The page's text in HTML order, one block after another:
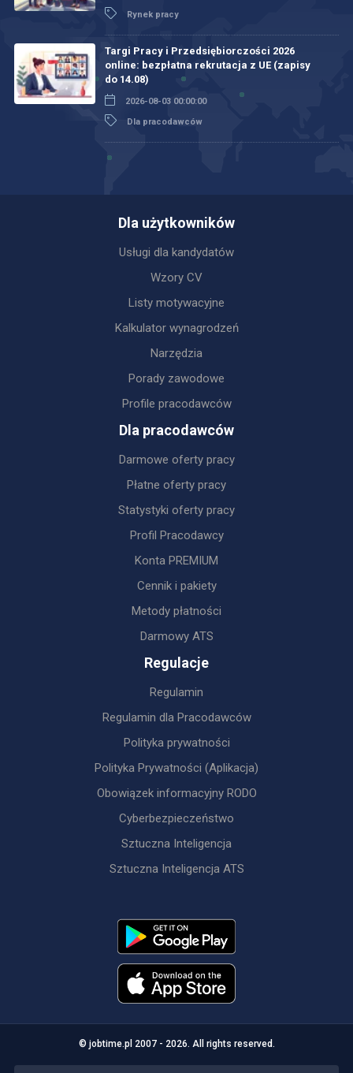
Rynek pracy
Targi Pracy i Przedsiębiorczości 2026
online: bezpłatna rekrutacja z UE (zapisy
do 14.08)
2026-08-03 00:00:00
Dla pracodawców
Dla użytkowników
Usługi dla kandydatów
Wzory CV
Listy motywacyjne
Kalkulator wynagrodzeń
Narzędzia
Porady zawodowe
Profile pracodawców
Dla pracodawców
Darmowe oferty pracy
Płatne oferty pracy
Statystyki oferty pracy
Profil Pracodawcy
Konta PREMIUM
Cennik i pakiety
Metody płatności
Darmowy ATS
Regulacje
Regulamin
Regulamin dla Pracodawców
Polityka prywatności
Polityka Prywatności (Aplikacja)
Obowiązek informacyjny RODO
Cyberbezpieczeństwo
Sztuczna Inteligencja
Sztuczna Inteligencja ATS
© jobtime.pl 2007 - 2026. All rights reserved.